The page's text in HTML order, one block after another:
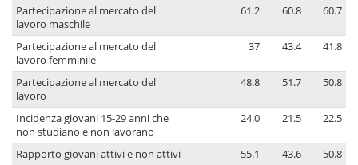
Partecipazione al mercato del
lavoro maschile
61.2 60.8 60.7
Partecipazione al mercato del
lavoro femminile
37 43.4 41.8
Partecipazione al mercato del
lavoro
48.8 51.7 50.8
Incidenza giovani 15-29 anni che
non studiano e non lavorano
24.0 21.5 22.5
Rapporto giovani attivi e non attivi 55.1 43.6 50.8